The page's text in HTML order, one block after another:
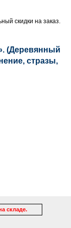
скидки на заказ.
(Деревянный
стразы,
складе.